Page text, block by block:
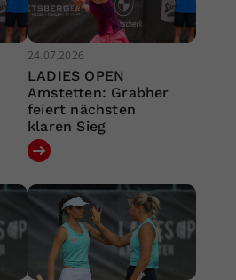
24.07.2026
LADIES OPEN
Amstetten: Grabher
feiert nächsten
klaren Sieg